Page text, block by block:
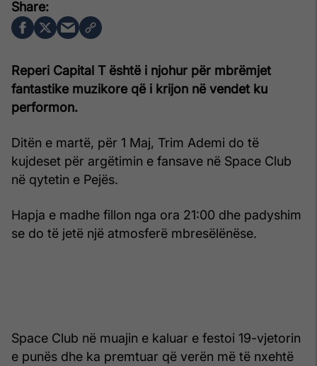
Reperi Capital T është i njohur për mbrëmjet
fantastike muzikore që i krijon në vendet ku
performon.
Ditën e martë, për 1 Maj, Trim Ademi do të
kujdeset për argëtimin e fansave në Space Club
në qytetin e Pejës.
Hapja e madhe fillon nga ora 21:00 dhe padyshim
se do të jetë një atmosferë mbresëlënëse.
Space Club në muajin e kaluar e festoi 19-vjetorin
e punës dhe ka premtuar që verën më të nxehtë